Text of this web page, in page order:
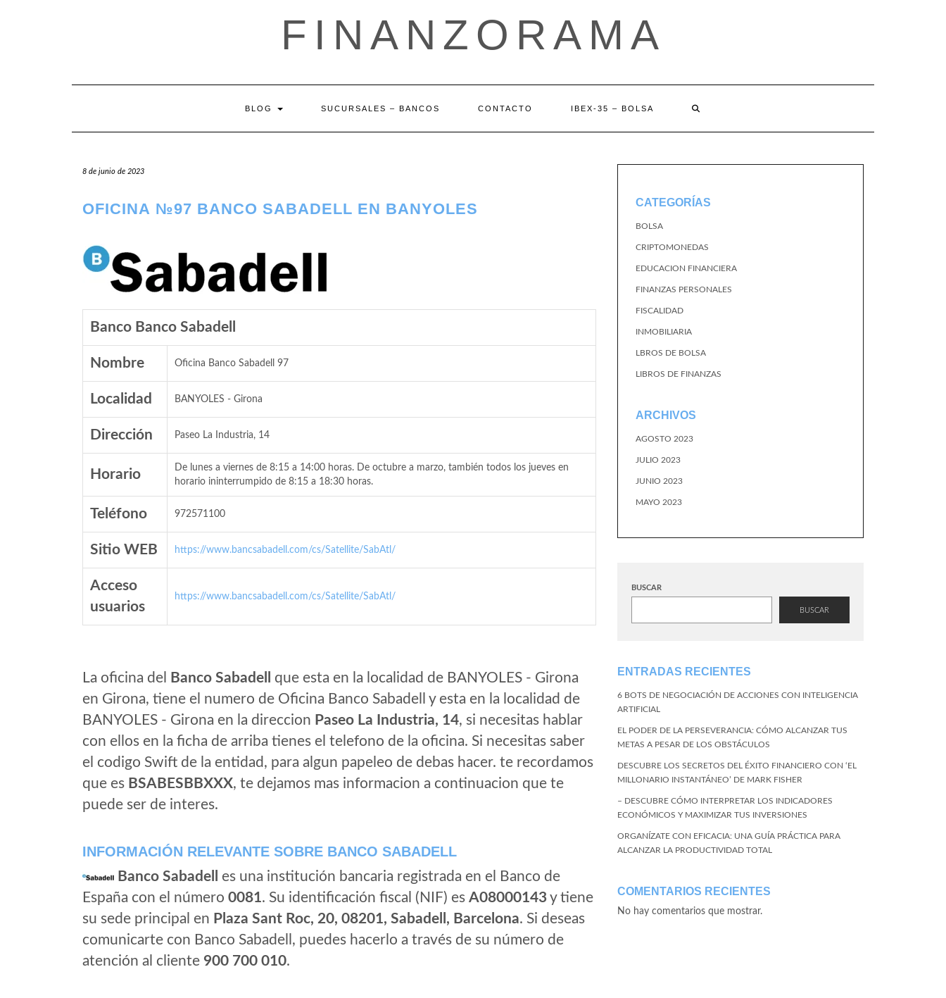
FINANZORAMA
BLOG SUCURSALES – BANCOS CONTACTO IBEX-35 – BOLSA
8 de junio de 2023
OFICINA №97 BANCO SABADELL EN BANYOLES
Banco Banco Sabadell
Nombre Oficina Banco Sabadell 97
Localidad BANYOLES - Girona
Dirección Paseo La Industria, 14
Horario
De lunes a viernes de 8:15 a 14:00 horas. De octubre a marzo, también todos los jueves en
horario ininterrumpido de 8:15 a 18:30 horas.
Teléfono 972571100
Sitio WEB https://www.bancsabadell.com/cs/Satellite/SabAtl/
Acceso
usuarios
https://www.bancsabadell.com/cs/Satellite/SabAtl/
La oficina del Banco Sabadell
que esta en la localidad de BANYOLES - Girona
en Girona, tiene el numero de Oficina Banco Sabadell y esta en la localidad de
BANYOLES - Girona en la direccion Paseo La Industria, 14, si necesitas hablar
con ellos en la ficha de arriba tienes el telefono de la oficina. Si necesitas saber
el codigo Swift de la entidad, para algun papeleo de debas hacer. te recordamos
que es BSABESBBXXX, te dejamos mas informacion a continuacion que te
puede ser de interes.
INFORMACIÓN RELEVANTE SOBRE BANCO SABADELL
Banco Sabadell
es una institución bancaria registrada en el Banco de
España con el número 0081. Su identificación fiscal (NIF) es A08000143y tiene
su sede principal en Plaza Sant Roc, 20, 08201, Sabadell, Barcelona. Si deseas
comunicarte con Banco Sabadell, puedes hacerlo a través de su número de
atención al cliente 900 700 010.
CATEGORÍAS
BOLSA
CRIPTOMONEDAS
EDUCACION FINANCIERA
FINANZAS PERSONALES
FISCALIDAD
INMOBILIARIA
LBROS DE BOLSA
LIBROS DE FINANZAS
ARCHIVOS
AGOSTO 2023
JULIO 2023
JUNIO 2023
MAYO 2023
BUSCAR
BUSCAR
ENTRADAS RECIENTES
6 BOTS DE NEGOCIACIÓN DE ACCIONES CON INTELIGENCIA
ARTIFICIAL
EL PODER DE LA PERSEVERANCIA: CÓMO ALCANZAR TUS
METAS A PESAR DE LOS OBSTÁCULOS
DESCUBRE LOS SECRETOS DEL ÉXITO FINANCIERO CON ‘EL
MILLONARIO INSTANTÁNEO’ DE MARK FISHER
– DESCUBRE CÓMO INTERPRETAR LOS INDICADORES
ECONÓMICOS Y MAXIMIZAR TUS INVERSIONES
ORGANÍZATE CON EFICACIA: UNA GUÍA PRÁCTICA PARA
ALCANZAR LA PRODUCTIVIDAD TOTAL
COMENTARIOS RECIENTES
No hay comentarios que mostrar.